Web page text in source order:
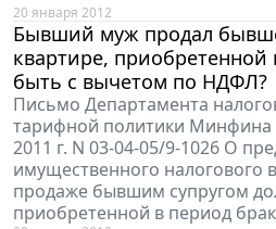
20 января 2012
Бывший муж продал
квартире, приобретенной
быть с вычетом по НДФЛ?
Письмо Департамента
тарифной политики Минфина
2011 г. N 03-04-05/9-1026 О
имущественного
продаже бывшим супругом
приобретенной в период